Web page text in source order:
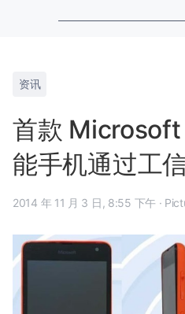
资讯
首款 Microsoft
能手机通过工
2014 年 11 月 3 日, 8:55 下午 ·